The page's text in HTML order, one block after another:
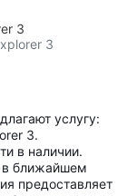
3
3
услугу:
3.
в наличии.
в ближайшем
предоставляет